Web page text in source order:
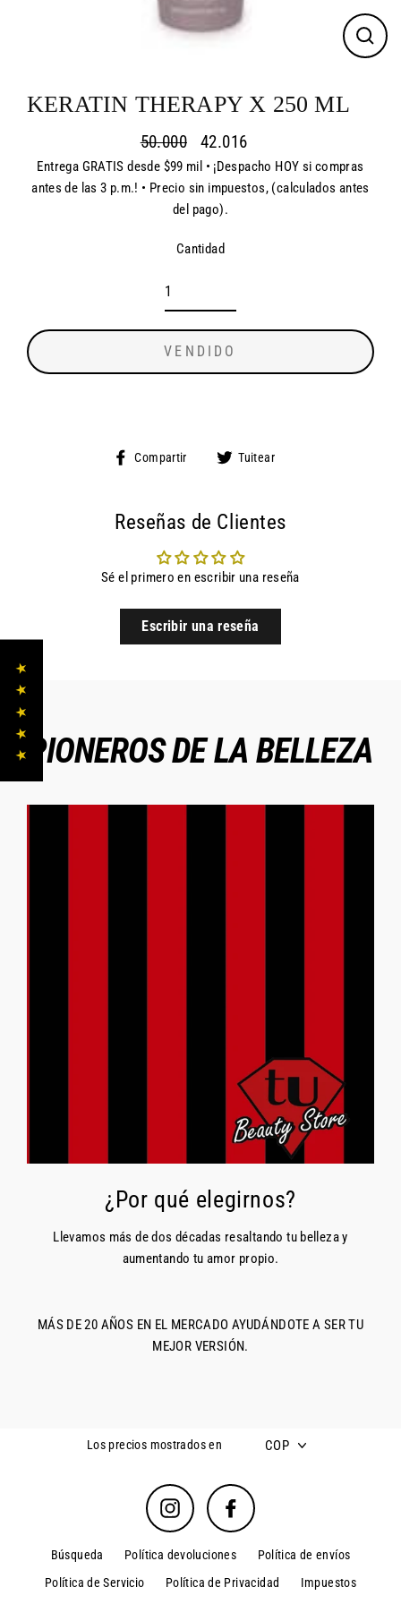
KERATIN THERAPY X 250 ML
Precio
habitual
50.000
Precio
de
42.016
Entrega GRATIS desde $99 mil • ¡Despacho HOY si compras
antes de las 3 p.m.! • Precio sin impuestos, (calculados antes
del pago).
Cantidad
VENDIDO
Compartir
CompartirTuitear
Reseñas de Clientes
Sé el primero en escribir una reseña
Escribir una reseña
PIONEROS DE LA BELLEZA
¿Por qué elegirnos?
Llevamos más de dos décadas resaltando tu belleza y
aumentando tu amor propio.
MÁS DE 20 AÑOS EN EL MERCADO AYUDÁNDOTE A SER TU
MEJOR VERSIÓN.
Los precios mostrados en COP
Instagram Facebook
Búsqueda Política devoluciones
Política de envíos
Política de Servicio
Política de Privacidad
Impuestos
★ ★ ★ ★ ★